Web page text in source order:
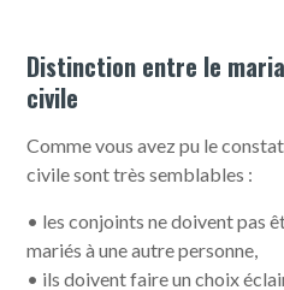
Distinction entre le
civile
Comme vous avez pu le
civile sont très semblables :
• les conjoints ne doivent pas
mariés à une autre personne,
• ils doivent faire un choix